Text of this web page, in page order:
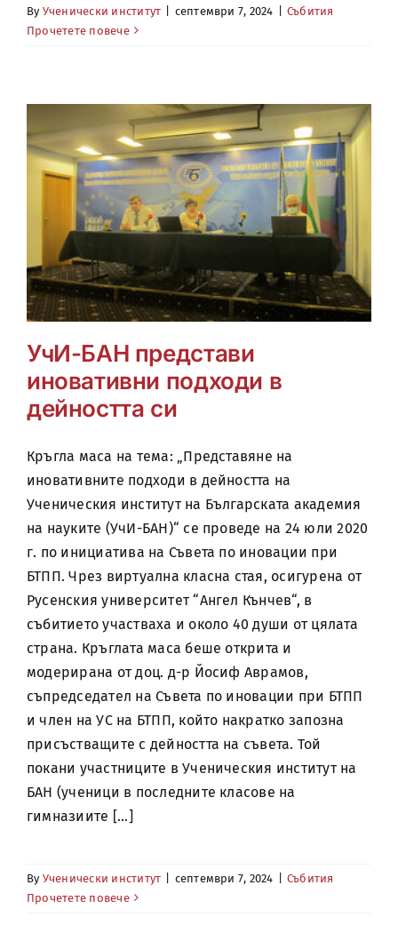
By Ученически институт септември 7, 2024
Събития
Прочетете повече
УчИ-БАН представи
иновативни подходи в
дейността си
Кръгла маса на тема: „Представяне на
иновативните подходи в дейността на
Ученическия институт на Българската академия
на науките (УчИ-БАН)“ се проведе на 24 юли 2020
г. по инициатива на Съвета по иновации при
БТПП. Чрез виртуална класна стая, осигурена от
Русенския университет “Ангел Кънчев“, в
събитието участваха и около 40 души от цялата
страна. Кръглата маса беше открита и
модерирана от доц. д-р Йосиф Аврамов,
съпредседател на Съвета по иновации при БТПП
и член на УС на БТПП, който накратко запозна
присъстващите с дейността на съвета. Той
покани участниците в Ученическия институт на
БАН (ученици в последните класове на
гимназиите [...]
By Ученически институт септември 7, 2024
Събития
Прочетете повече